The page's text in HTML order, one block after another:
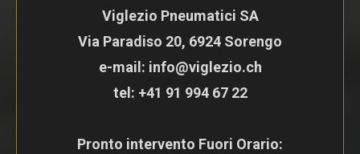
Viglezio Pneumatici SA
Via Paradiso 20, 6924 Sorengo
e-mail: info@viglezio.ch
tel: +41 91 994 67 22
Pronto intervento Fuori Orario: